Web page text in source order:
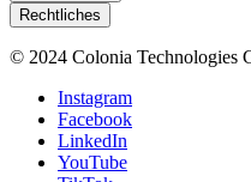
Rechtliches
© 2024 Colonia Technologies
Instagram
Facebook
LinkedIn
YouTube